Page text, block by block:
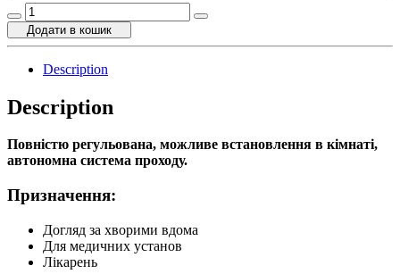
4-
х
позиційна
MOBILE
4
quantity
Додати в кошик
Description
Description
Повністю регульована, можливе встановлення в кімнаті,
автономна система проходу.
Призначення:
Догляд за хворими вдома
Для медичних установ
Лікарень